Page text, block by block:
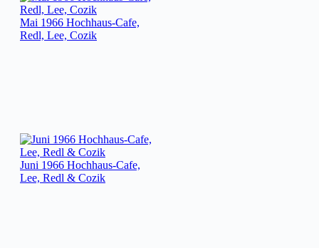
Mai 1966 Hochhaus-Cafe,
Redl, Lee, Cozik
Juni 1966 Hochhaus-Cafe,
Lee, Redl & Cozik